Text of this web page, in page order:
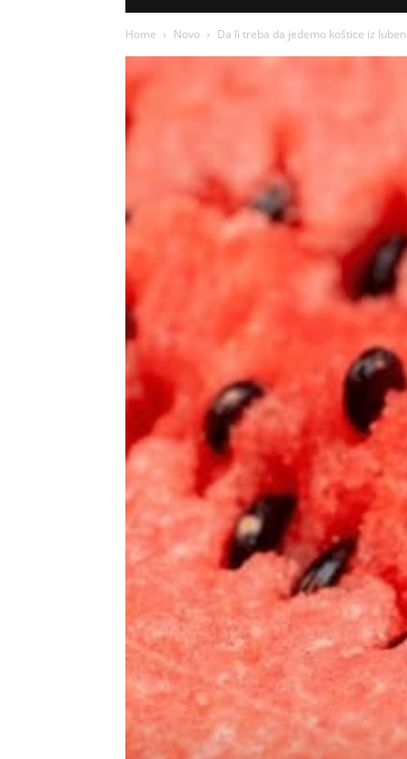
Home Novo Da li treba da jedemo koštice iz